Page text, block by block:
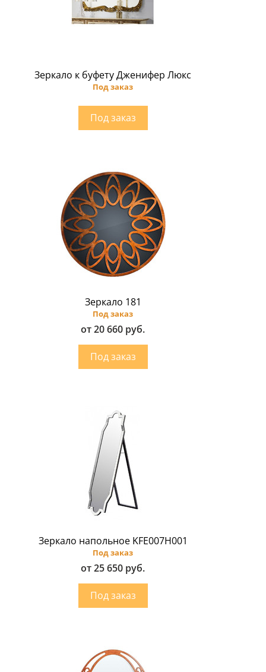
Зеркало к буфету Дженифер Люкс
Под заказ
Зеркало 181
Под заказ
от 20 660 руб.
Зеркало напольное KFE007H001
Под заказ
от 25 650 руб.